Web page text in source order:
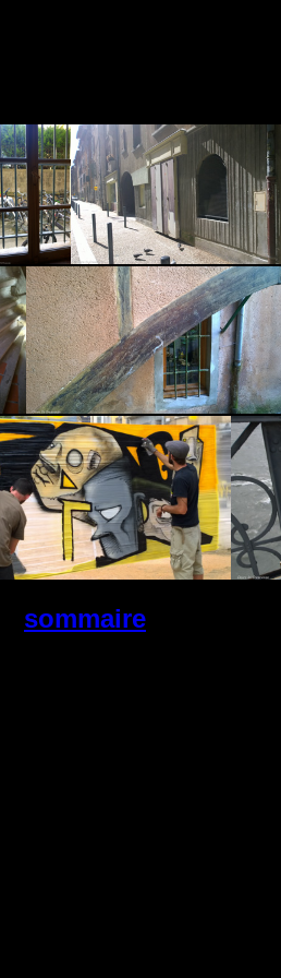
sommaire